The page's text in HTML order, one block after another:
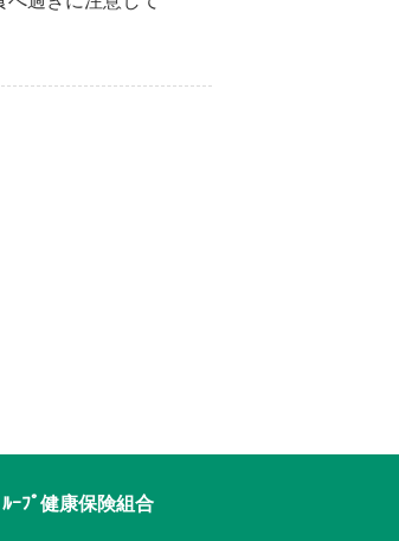
ｰﾌﾟ健康保険組合